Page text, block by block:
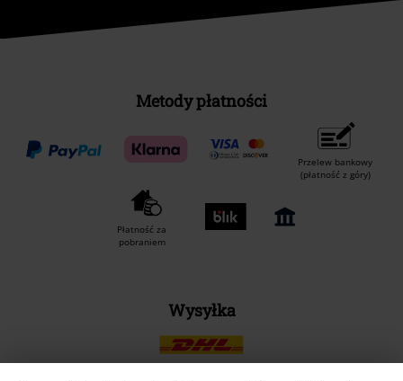
Metody płatności
Przelew bankowy
(płatność z góry)
Płatność za
pobraniem
Wysyłka